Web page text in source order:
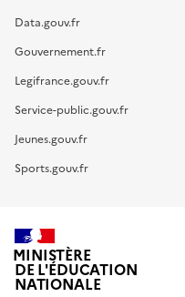
Data.gouv.fr
Gouvernement.fr
Legifrance.gouv.fr
Service-public.gouv.fr
Jeunes.gouv.fr
Sports.gouv.fr
MINISTÈRE
DE L'ÉDUCATION
NATIONALE